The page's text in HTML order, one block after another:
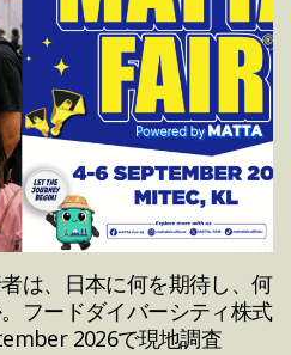
は、日本に何を期待し、何
フードダイバーシティ株式
2026で現地調査